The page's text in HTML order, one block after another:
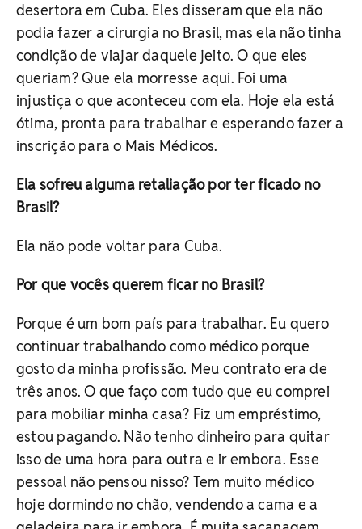
desertora em Cuba. Eles disseram que ela não
podia fazer a cirurgia no Brasil, mas ela não tinha
condição de viajar daquele jeito. O que eles
queriam? Que ela morresse aqui. Foi uma
injustiça o que aconteceu com ela. Hoje ela está
ótima, pronta para trabalhar e esperando fazer a
inscrição para o Mais Médicos.
Ela sofreu alguma retaliação por ter ficado no
Brasil?
Ela não pode voltar para Cuba.
Por que vocês querem ficar no Brasil?
Porque é um bom país para trabalhar. Eu quero
continuar trabalhando como médico porque
gosto da minha profissão. Meu contrato era de
três anos. O que faço com tudo que eu comprei
para mobiliar minha casa? Fiz um empréstimo,
estou pagando. Não tenho dinheiro para quitar
isso de uma hora para outra e ir embora. Esse
pessoal não pensou nisso? Tem muito médico
hoje dormindo no chão, vendendo a cama e a